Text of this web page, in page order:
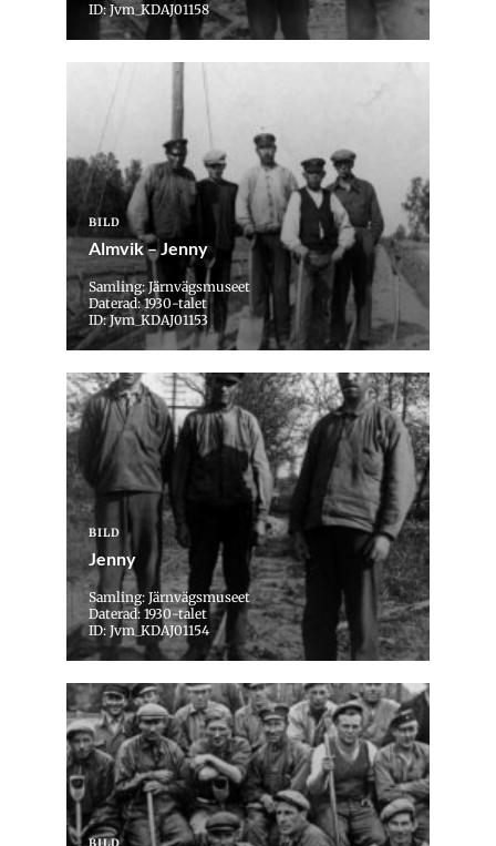
ID: Jvm_KDAJ01158
BILD
Almvik – Jenny
Samling: Järnvägsmuseet
Daterad: 1930-talet
ID: Jvm_KDAJ01153
BILD
Jenny
Samling: Järnvägsmuseet
Daterad: 1930-talet
ID: Jvm_KDAJ01154